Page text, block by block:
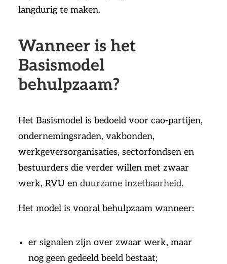
langdurig te maken.
Wanneer is het
Basismodel
behulpzaam?
Het Basismodel is bedoeld voor cao-partijen,
ondernemingsraden, vakbonden,
werkgeversorganisaties, sectorfondsen en
bestuurders die verder willen met zwaar
werk, RVU en duurzame inzetbaarheid.
Het model is vooral behulpzaam wanneer:
er signalen zijn over zwaar werk, maar
nog geen gedeeld beeld bestaat;